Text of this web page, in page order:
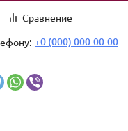
Сравнение
+0 (000) 000-00-00